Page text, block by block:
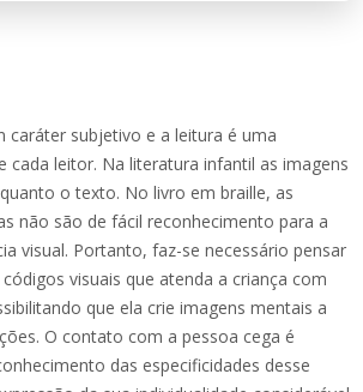
caráter subjetivo e a leitura é uma
cada leitor. Na literatura infantil as imagens
o texto. No livro em braille, as
não são de fácil reconhecimento para a
visual. Portanto, faz-se necessário pensar
visuais que atenda a criança com
que ela crie imagens mentais a
O contato com a pessoa cega é
das especificidades desse